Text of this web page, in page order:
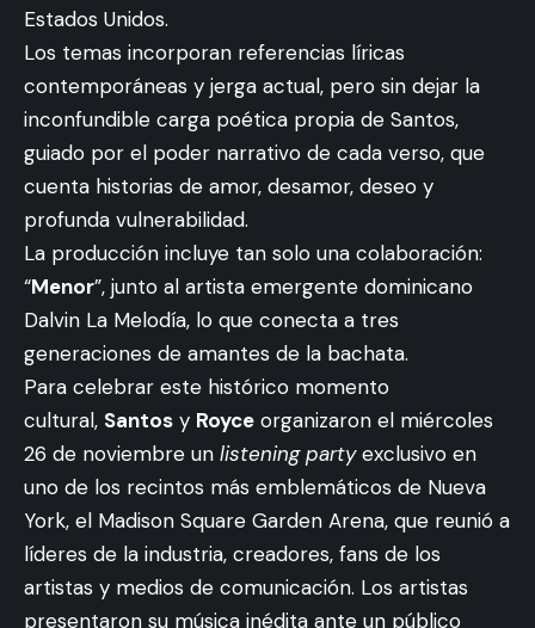
Estados Unidos.
Los temas incorporan referencias líricas
contemporáneas y jerga actual, pero sin dejar la
inconfundible carga poética propia de Santos,
guiado por el poder narrativo de cada verso, que
cuenta historias de amor, desamor, deseo y
profunda vulnerabilidad.
La producción incluye tan solo una colaboración:
“Menor”, junto al artista emergente dominicano
Dalvin La Melodía, lo que conecta a tres
generaciones de amantes de la bachata.
Para celebrar este histórico momento
cultural, Santos y Royce organizaron el miércoles
26 de noviembre un listening partyexclusivo en
uno de los recintos más emblemáticos de Nueva
York, el Madison Square Garden Arena, que reunió a
líderes de la industria, creadores, fans de los
artistas y medios de comunicación. Los artistas
presentaron su música inédita ante un público